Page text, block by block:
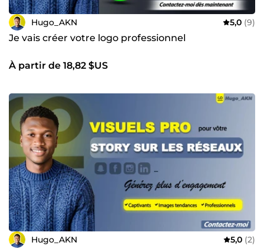
Hugo_AKN 5,0 (9)
Je vais créer votre logo professionnel
À partir de 18,82 $US
Hugo_AKN 5,0 (2)